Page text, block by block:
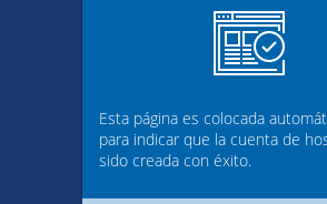
Esta página es colocada
para indicar que la cuenta de
sido creada con éxito.